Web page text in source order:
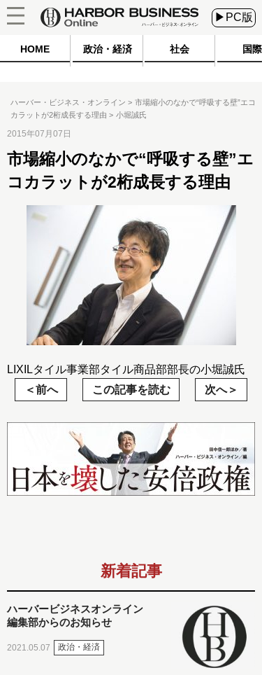
▶PC版
HOME 政治・経済 社会 国際
ハーバー・ビジネス・オンライン
市場縮小のなかで“呼吸する壁”エコ
カラットが2桁成長する理由
小堀誠氏
2015年07月07日
市場縮小のなかで“呼吸する壁”エ
コカラットが2桁成長する理由
LIXILタイル事業部タイル商品部部長の小堀誠氏
前へ
この記事を読む 次へ
新着記事
ハーバービジネスオンライン
編集部からのお知らせ
2021.05.07 政治・経済